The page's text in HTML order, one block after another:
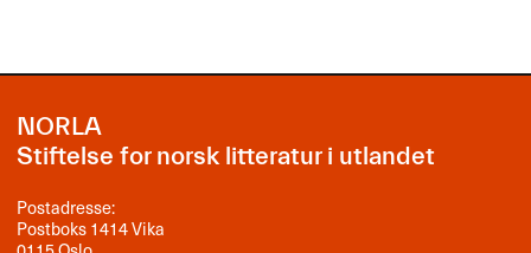
NORLA
Stiftelse for norsk litteratur i utlandet
Postadresse:
Postboks 1414 Vika